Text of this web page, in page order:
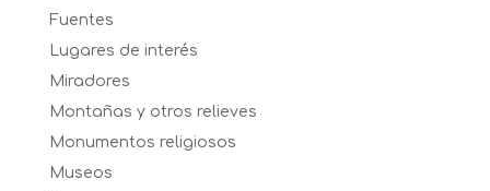
Fuentes
Lugares de interés
Miradores
Montañas y otros relieves
Monumentos religiosos
Museos